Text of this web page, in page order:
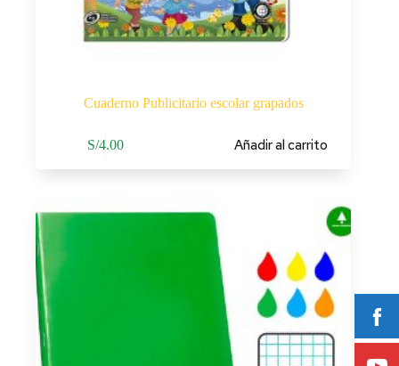
Cuaderno Publicitario escolar grapados
S/4.00 Añadir al carrito